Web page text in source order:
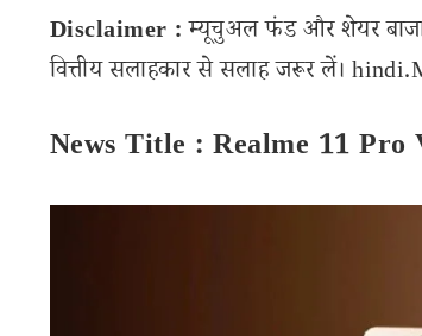
Disclaimer :म्यूचुअल फंड और शेयर
वित्तीय सलाहकार से सलाह जरूर लें।
News Title : Realme 11 Pro